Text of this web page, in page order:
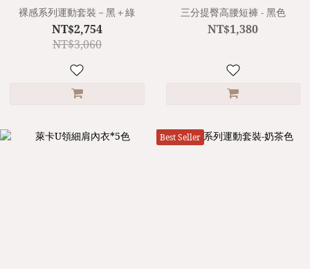
裸感系列運動套裝－黑＋綠
NT$2,754
NT$3,060
三分提臀高腰短褲 - 黑色
NT$1,380
Best Seller